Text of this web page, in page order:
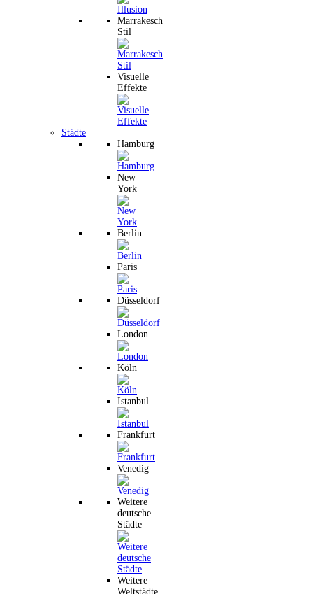
Marrakesch
Stil
Visuelle
Effekte
Städte
Hamburg
New
York
Berlin
Paris
Düsseldorf
London
Köln
Istanbul
Frankfurt
Venedig
Weitere
deutsche
Städte
Weitere
Weltstädte